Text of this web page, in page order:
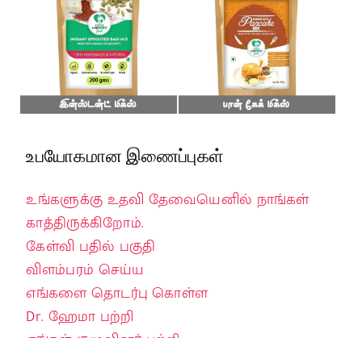
உபயோகமான இணைப்புகள்
உங்களுக்கு உதவி தேவையெனில் நாங்கள்
காத்திருக்கிறோம்.
கேள்வி பதில் பகுதி
விளம்பரம் செய்ய
எங்களை தொடர்பு கொள்ள
Dr. ஹேமா பற்றி